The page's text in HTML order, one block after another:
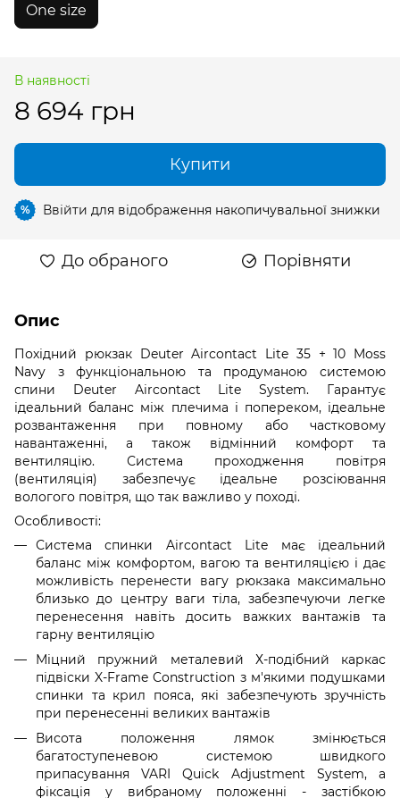
One size
В наявності
8 694 грн
Купити
% Ввійти для відображення накопичувальної знижки
До обраного Порівняти
Опис
Похідний рюкзак Deuter Aircontact Lite 35 + 10 Moss
Navy з функціональною та продуманою системою
спини Deuter Aircontact Lite System. Гарантує
ідеальний баланс між плечима і попереком, ідеальне
розвантаження при повному або частковому
навантаженні, а також відмінний комфорт та
вентиляцію. Система проходження повітря
(вентиляція) забезпечує ідеальне розсіювання
вологого повітря, що так важливо у поході.
Особливості:
Система спинки Aircontact Lite має ідеальний
баланс між комфортом, вагою та вентиляцією і дає
можливість перенести вагу рюкзака максимально
близько до центру ваги тіла, забезпечуючи легке
перенесення навіть досить важких вантажів та
гарну вентиляцію
Міцний пружний металевий Х-подібний каркас
підвіски X-Frame Construction з м'якими подушками
спинки та крил пояса, які забезпечують зручність
при перенесенні великих вантажів
Висота положення лямок змінюється
багатоступеневою системою швидкого
припасування VARI Quick Adjustment System, а
фіксація у вибраному положенні - застібкою